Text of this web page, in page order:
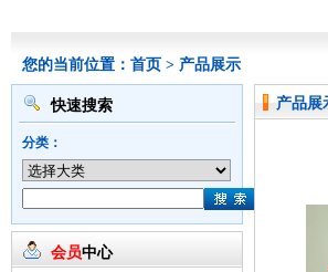
您的当前位置： 首页 > 产品展示
快速搜索
分类：
会员中心
产品展